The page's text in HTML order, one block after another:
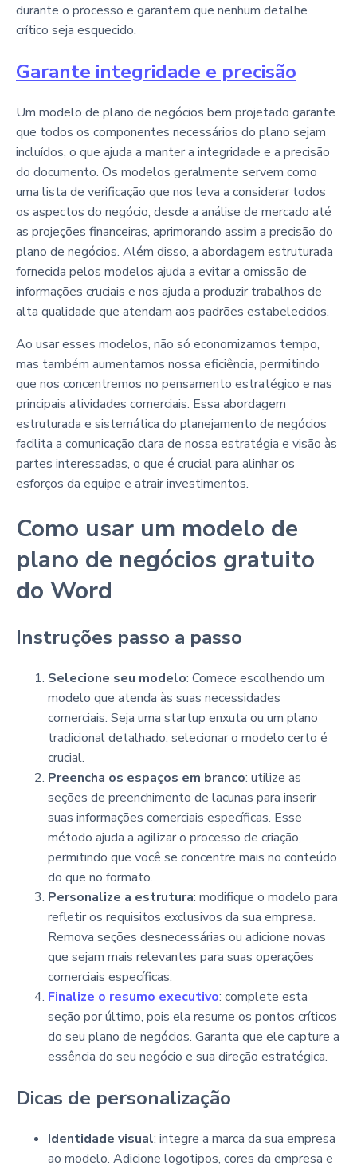
durante o processo e garantem que nenhum detalhe
crítico seja esquecido.
Garante integridade e precisão
Um modelo de plano de negócios bem projetado garante
que todos os componentes necessários do plano sejam
incluídos, o que ajuda a manter a integridade e a precisão
do documento. Os modelos geralmente servem como
uma lista de verificação que nos leva a considerar todos
os aspectos do negócio, desde a análise de mercado até
as projeções financeiras, aprimorando assim a precisão do
plano de negócios. Além disso, a abordagem estruturada
fornecida pelos modelos ajuda a evitar a omissão de
informações cruciais e nos ajuda a produzir trabalhos de
alta qualidade que atendam aos padrões estabelecidos.
Ao usar esses modelos, não só economizamos tempo,
mas também aumentamos nossa eficiência, permitindo
que nos concentremos no pensamento estratégico e nas
principais atividades comerciais. Essa abordagem
estruturada e sistemática do planejamento de negócios
facilita a comunicação clara de nossa estratégia e visão às
partes interessadas, o que é crucial para alinhar os
esforços da equipe e atrair investimentos.
Como usar um modelo de
plano de negócios gratuito
do Word
Instruções passo a passo
Selecione seu modelo: Comece escolhendo um
modelo que atenda às suas necessidades
comerciais. Seja uma startup enxuta ou um plano
tradicional detalhado, selecionar o modelo certo é
crucial.
Preencha os espaços em branco: utilize as
seções de preenchimento de lacunas para inserir
suas informações comerciais específicas. Esse
método ajuda a agilizar o processo de criação,
permitindo que você se concentre mais no conteúdo
do que no formato.
Personalize a estrutura: modifique o modelo para
refletir os requisitos exclusivos da sua empresa.
Remova seções desnecessárias ou adicione novas
que sejam mais relevantes para suas operações
comerciais específicas.
Finalize o resumo executivo: complete esta
seção por último, pois ela resume os pontos críticos
do seu plano de negócios. Garanta que ele capture a
essência do seu negócio e sua direção estratégica.
Dicas de personalização
Identidade visual: integre a marca da sua empresa
ao modelo. Adicione logotipos, cores da empresa e